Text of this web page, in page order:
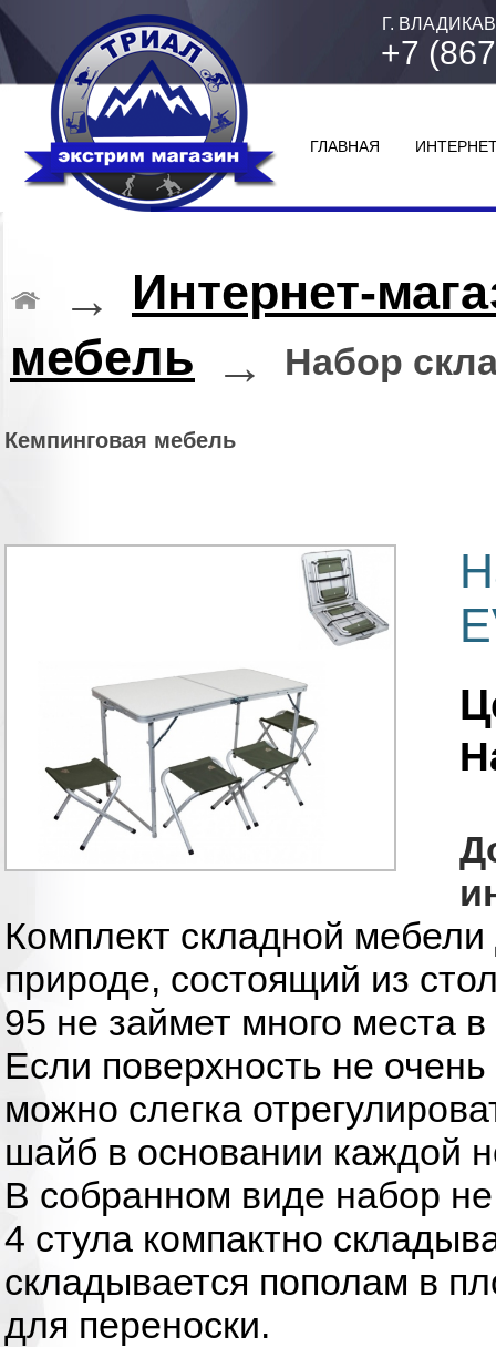
Г.
+7
ГЛАВНАЯ
→ Интернет-
мебель → Набор
Кемпинговая мебель
Комплект складной
природе, состоящий из
95 не займет много места
Если поверхность не
можно слегка
шайб в основании каждой
В собранном виде набор
4 стула компактно
складывается пополам в
для переноски.